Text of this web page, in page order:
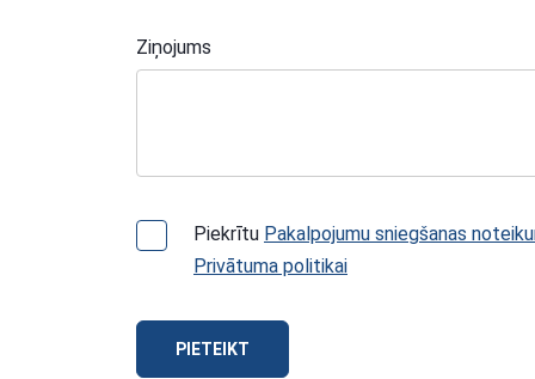
Ziņojums
Piekrītu Pakalpojumu sniegšanas
Privātuma politikai
PIETEIKT